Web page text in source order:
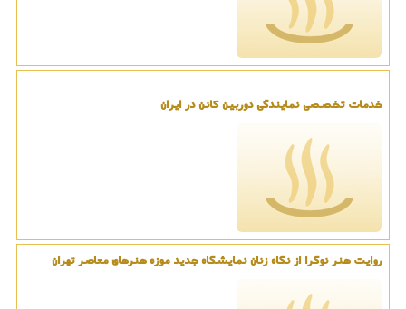
خدمات تخصصی نمایندگی دوربین کانن در ایران
روایت هنر نوگرا از نگاه زنان نمایشگاه جدید موزه هنرهای معاصر تهران